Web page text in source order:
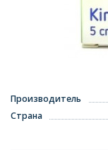
Производитель
Страна